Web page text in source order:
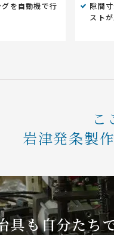
を自動機で行
隙間
スト
こ
岩津発条製
具も自分たち